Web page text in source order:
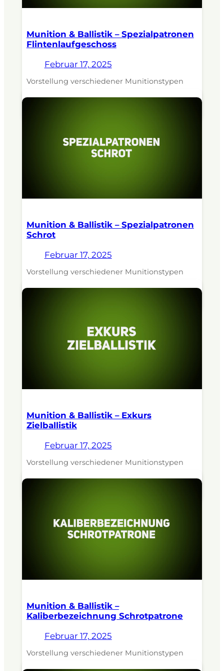
Munition & Ballistik – Spezialpatronen
Flintenlaufgeschoss
Februar 17, 2025
Vorstellung verschiedener Munitionstypen
Munition & Ballistik – Spezialpatronen
Schrot
Februar 17, 2025
Vorstellung verschiedener Munitionstypen
Munition & Ballistik – Exkurs
Zielballistik
Februar 17, 2025
Vorstellung verschiedener Munitionstypen
Munition & Ballistik –
Kaliberbezeichnung Schrotpatrone
Februar 17, 2025
Vorstellung verschiedener Munitionstypen